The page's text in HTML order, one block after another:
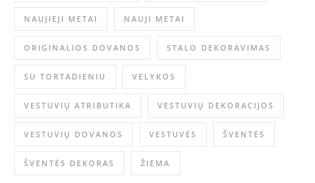
NAUJIEJI METAI NAUJI METAI
ORIGINALIOS DOVANOS STALO DEKORAVIMAS
SU TORTADIENIU VELYKOS
VESTUVIŲ ATRIBUTIKA VESTUVIŲ DEKORACIJOS
VESTUVIŲ DOVANOS VESTUVĖS ŠVENTĖS
ŠVENTĖS DEKORAS ŽIEMA